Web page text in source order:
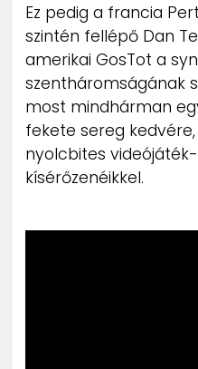
Ez pedig a francia
szintén fellépő Dan
amerikai GosTot a
szentháromságának
most mindhárman
fekete sereg
nyolcbites
kísérőzenéikkel.